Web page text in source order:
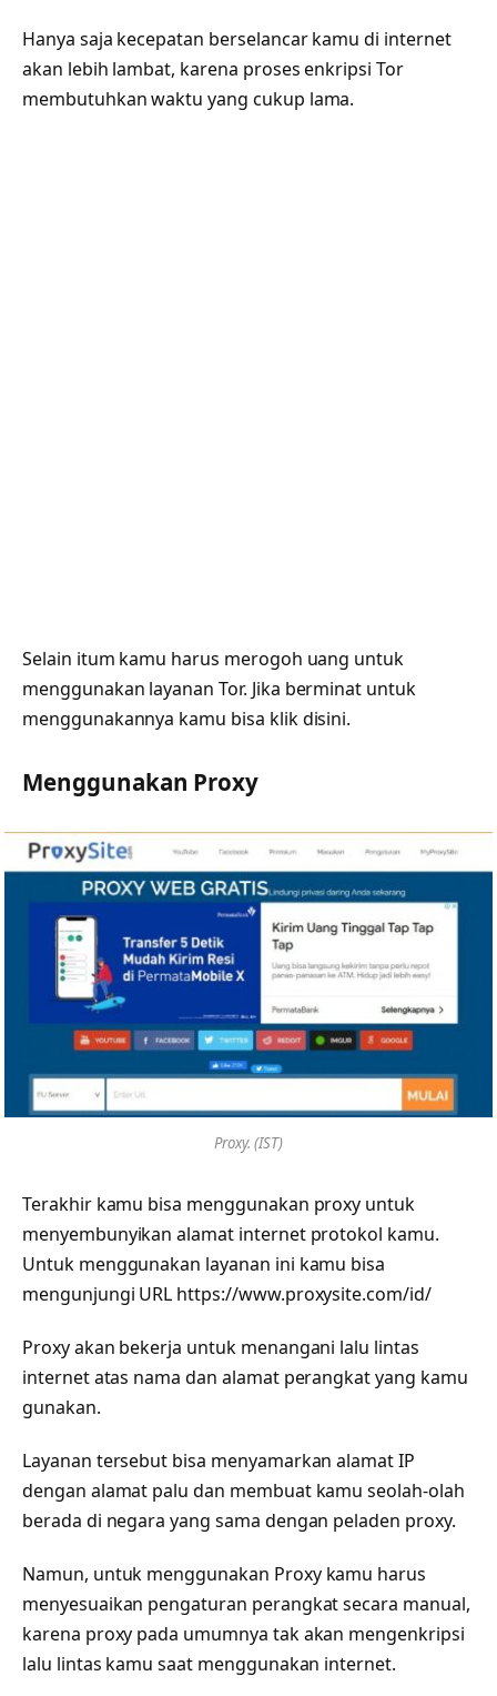
Hanya saja kecepatan berselancar kamu di internet
akan lebih lambat, karena proses enkripsi Tor
membutuhkan waktu yang cukup lama.
Selain itum kamu harus merogoh uang untuk
menggunakan layanan Tor. Jika berminat untuk
menggunakannya kamu bisa klik disini.
Menggunakan Proxy
Proxy. (IST)
Terakhir kamu bisa menggunakan proxy untuk
menyembunyikan alamat internet protokol kamu.
Untuk menggunakan layanan ini kamu bisa
mengunjungi URL https://www.proxysite.com/id/
Proxy akan bekerja untuk menangani lalu lintas
internet atas nama dan alamat perangkat yang kamu
gunakan.
Layanan tersebut bisa menyamarkan alamat IP
dengan alamat palu dan membuat kamu seolah-olah
berada di negara yang sama dengan peladen proxy.
Namun, untuk menggunakan Proxy kamu harus
menyesuaikan pengaturan perangkat secara manual,
karena proxy pada umumnya tak akan mengenkripsi
lalu lintas kamu saat menggunakan internet.